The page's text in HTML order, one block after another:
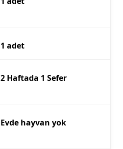
1 adet
2 Haftada 1 Sefer
Evde hayvan yok